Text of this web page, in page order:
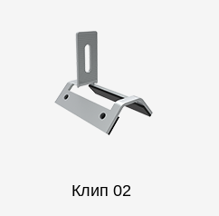
Клип 02